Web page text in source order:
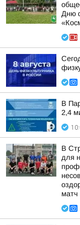
Дню
В
2,4
В
для
матч